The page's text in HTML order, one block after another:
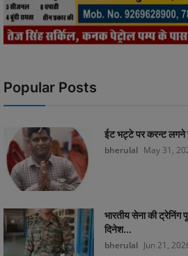
Popular Posts
ईट भट्टे पर करन्ट लगने
bherulal May 31,
भारतीय सेना की ट्रेनिंग
दिनेश...
bherulal Jun 21,